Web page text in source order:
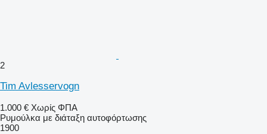
2
Tim Avlesservogn
1.000 € Χωρίς ΦΠΑ
Ρυμούλκα με διάταξη αυτοφόρτωσης
1900